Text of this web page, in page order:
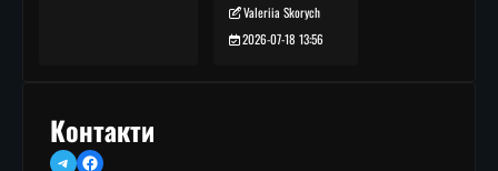
Valeriia Skorych
2026-07-18 13:56
Контакти
TelegramFacebook